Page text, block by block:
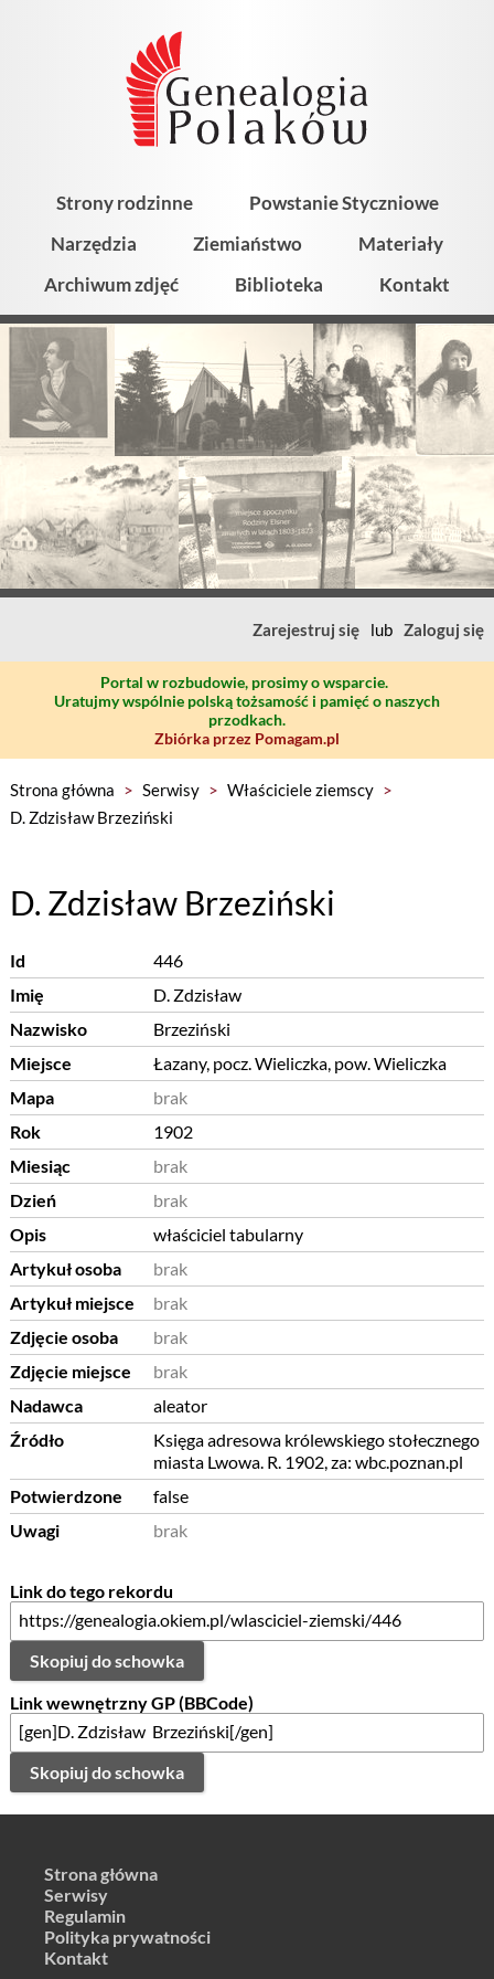
Strony rodzinne
Powstanie Styczniowe
Narzędzia
Ziemiaństwo
Materiały
Archiwum zdjęć
Biblioteka Kontakt
Zarejestruj się lub Zaloguj się
Portal w rozbudowie, prosimy o wsparcie.
Uratujmy wspólnie polską tożsamość i pamięć o naszych
przodkach.
Zbiórka przez Pomagam.pl
Strona główna > Serwisy > Właściciele ziemscy >
D. Zdzisław Brzeziński
D. Zdzisław Brzeziński
Id
446
Imię
D. Zdzisław
Nazwisko
Brzeziński
Miejsce
Łazany, pocz. Wieliczka, pow. Wieliczka
Mapa
brak
Rok
1902
Miesiąc
brak
Dzień
brak
Opis
właściciel tabularny
Artykuł osoba
brak
Artykuł miejsce
brak
Zdjęcie osoba
brak
Zdjęcie miejsce
brak
Nadawca
aleator
Źródło
Księga adresowa królewskiego stołecznego
miasta Lwowa. R. 1902, za: wbc.poznan.pl
Potwierdzone
false
Uwagi
brak
Link do tego rekordu
Skopiuj do schowka
Link wewnętrzny GP (BBCode)
Skopiuj do schowka
Strona główna
Serwisy
Regulamin
Polityka prywatności
Kontakt